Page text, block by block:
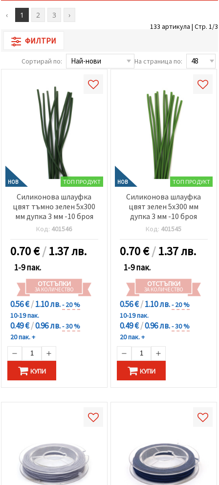
дадения
вид
"бисквитки"
бутона
"Запази"
Приеми
Настройки
бисквитките
‹ 1 2 3 ›
133 артикула | Стр. 1/3
ФИЛТРИ
Сортирай по: На страница по:
НОВ ТОП ПРОДУКТ
Силиконова шлауфка
цвят тъмно зелен 5x300
мм дупка 3 мм -10 броя
Код: 401546
0.70€/1.37 лв.
1-9 пак.
ОТСТЪПКИ
ЗА КОЛИЧЕСТВО
0.56 €/1.10 лв.- 20 %
10-19 пак.
0.49 €/0.96 лв.- 30 %
20 пак. +
КУПИ
НОВ ТОП ПРОДУКТ
Силиконова шлауфка
цвят зелен 5x300 мм
дупка 3 мм -10 броя
Код: 401545
0.70€/1.37 лв.
1-9 пак.
ОТСТЪПКИ
ЗА КОЛИЧЕСТВО
0.56 €/1.10 лв.- 20 %
10-19 пак.
0.49 €/0.96 лв.- 30 %
20 пак. +
КУПИ